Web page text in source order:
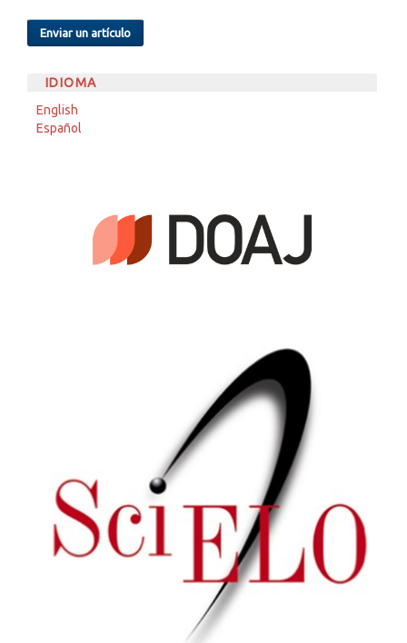
Enviar un artículo
IDIOMA
English
Español